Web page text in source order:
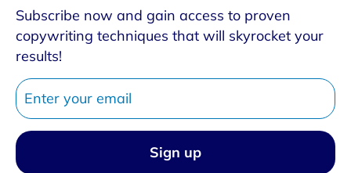
Subscribe now and gain access to proven
copywriting techniques that will skyrocket your
results!
Sign up